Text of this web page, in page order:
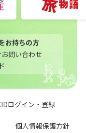
お持ちの方
問い合わせ
ログイン・登録
個人情報保護方針